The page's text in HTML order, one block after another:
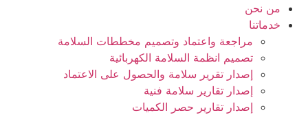
من نحن
خدماتنا
مراجعة واعتماد وتصميم مخططات السلامة
تصميم انظمة السلامة الكهربائية
إصدار تقرير سلامة والحصول على الاعتماد
إصدار تقارير سلامة فنية
إصدار تقارير حصر الكميات